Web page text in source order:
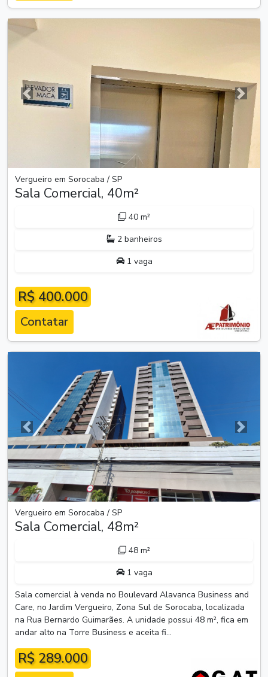
Anterior
Vergueiro em Sorocaba / SP
Sala Comercial, 40m²
40 m²
2 banheiros
1 vaga
R$ 400.000
Contatar
Anterior
Vergueiro em Sorocaba / SP
Sala Comercial, 48m²
48 m²
1 vaga
Sala comercial à venda no Boulevard Alavanca Business and
Care, no Jardim Vergueiro, Zona Sul de Sorocaba, localizada
na Rua Bernardo Guimarães. A unidade possui 48 m², fica em
andar alto na Torre Business e aceita fi...
R$ 289.000